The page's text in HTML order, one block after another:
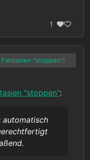
1
Fantasien "stoppen":
Gefahr für
"stoppen"
zumindest hohen
"stoppen":
automatisch